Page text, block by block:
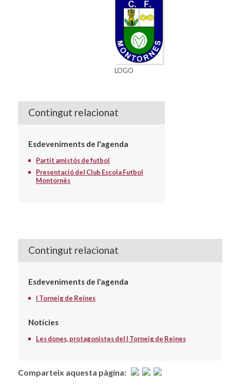
LOGO
Contingut relacionat
Esdeveniments de l'agenda
Partit amistós de futbol
Presentació del Club Escola Futbol
Montornès
Contingut relacionat
Esdeveniments de l'agenda
I Torneig de Reines
Notícies
Les dones, protagonistes del I Torneig de Reines
Comparteix aquesta pàgina: